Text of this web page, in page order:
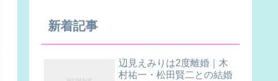
新着記事
辺見えみりは2度離婚｜木
村祐一・松田賢二との結婚